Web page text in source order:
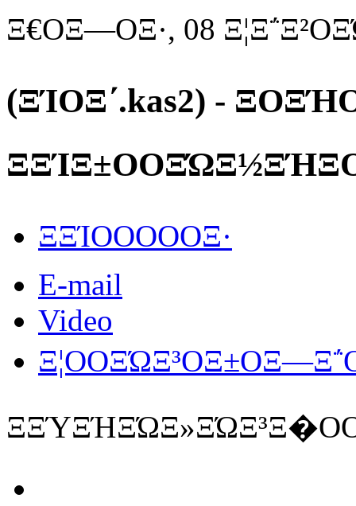
Ξ€ΟΞ―ΟΞ·, 08
(ΞΊΟΞ΄.kas2) -
ΞΞΊΟΟΟΟΟΞ·
E-mail
Video